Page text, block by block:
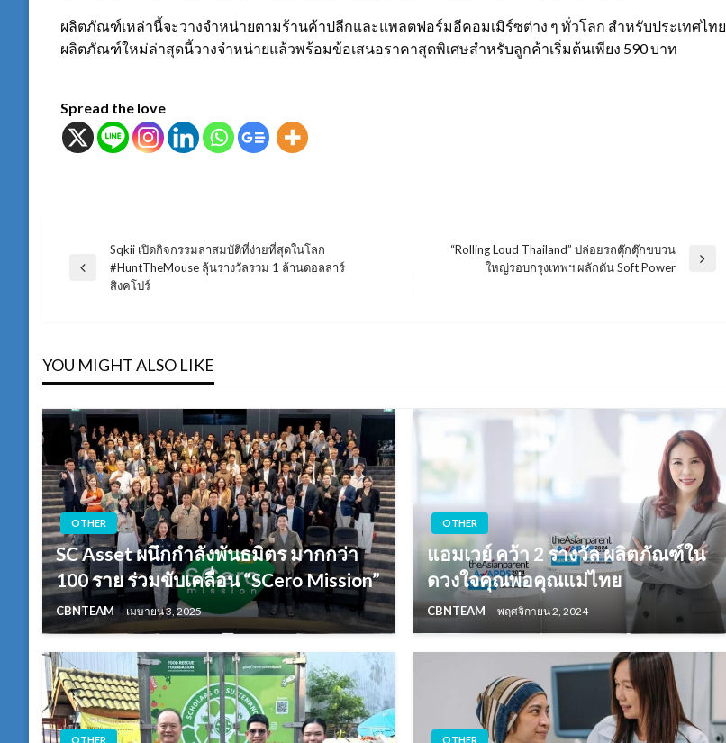
ผลิตภัณฑ์เหล่านี้จะวางจำหน่ายตามร้านค้าปลีกและแพลตฟอร์มอีคอมเมิร์ซต่าง ๆ ทั่วโลก สำหรับประเทศไทย
ผลิตภัณฑ์ใหม่ล่าสุดนี้วางจำหน่ายแล้วพร้อมข้อเสนอราคาสุดพิเศษสำหรับลูกค้าเริ่มต้นเพียง 590 บาท
Spread the love
แนะแนว
Previous
Sqkii เปิดกิจกรรมล่าสมบัติที่ง่ายที่สุดในโลก
#HuntTheMouse ลุ้นรางวัลรวม 1 ล้านดอลลาร์
สิงคโปร์
“Rolling Loud Thailand” ปล่อยรถตุ๊กตุ๊กขบวน
ใหญ่รอบกรุงเทพฯ ผลักดัน Soft Power
YOU MIGHT ALSO LIKE
OTHER
SC Asset ผนึกกำลังพันธมิตร มากกว่า
100 ราย ร่วมขับเคลื่อน “SCero Mission”
CBNTEAM เมษายน 3, 2025
OTHER
แอมเวย์ คว้า 2 รางวัล ผลิตภัณฑ์ใน
ดวงใจคุณพ่อคุณแม่ไทย
CBNTEAM พฤศจิกายน 2, 2024
OTHER OTHER